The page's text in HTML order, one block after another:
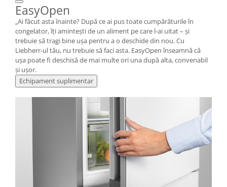
EasyOpen
„Ai făcut asta înainte? După ce ai pus toate cumpărăturile în
congelator, îți amintești de un aliment pe care l-ai uitat – și
trebuie să tragi bine ușa pentru a o deschide din nou. Cu
Liebherr-ul tău, nu trebuie să faci asta. EasyOpen înseamnă că
ușa poate fi deschisă de mai multe ori una după alta, convenabil
și ușor.
Echipament suplimentar